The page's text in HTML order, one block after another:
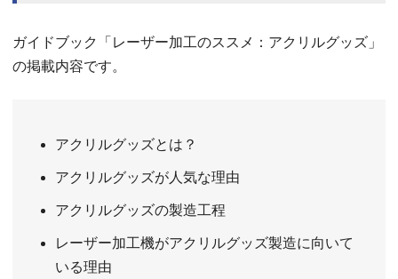
ガイドブック「レーザー加工のススメ：アクリルグッズ」
の掲載内容です。
アクリルグッズとは？
アクリルグッズが人気な理由
アクリルグッズの製造工程
レーザー加工機がアクリルグッズ製造に向いて
いる理由